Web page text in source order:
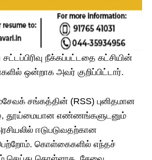
நீக்கப்பட்டதை கட்சியின்
ஒன்றாக அவர் குறிப்பிட்டார்.
சங்கத்தின் (RSS) புனிதமான
தூய்மையான எண்ணங்களுடனும்
ஈடுபடுவதற்கான
கொள்கைகளில் எந்தச்